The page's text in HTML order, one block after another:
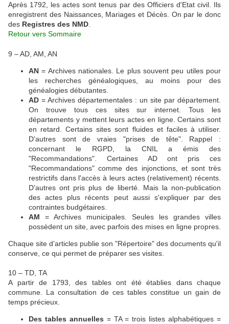
Après 1792, les actes sont tenus par des Officiers d'Etat civil. Ils
enregistrent des Naissances, Mariages et Décès. On par le donc
des Registres des NMD
Retour vers Sommaire
9 – AD, AM, AN
AN = Archives nationales. Le plus souvent peu utiles pour
les recherches généalogiques, au moins pour des
généalogies débutantes.
AD = Archives départementales : un site par département.
On trouve tous ces sites sur internet. Tous les
départements y mettent leurs actes en ligne. Certains sont
en retard. Certains sites sont fluides et faciles à utiliser.
D'autres sont de vraies "prises de tête". Rappel :
concernant le RGPD, la CNIL a émis des
"Recommandations". Certaines AD ont pris ces
"Recommandations" comme des injonctions, et sont très
restrictifs dans l'accès à leurs actes (relativement) récents.
D'autres ont pris plus de liberté. Mais la non-publication
des actes plus récents peut aussi s'expliquer par des
contraintes budgétaires.
AM = Archives municipales. Seules les grandes villes
possèdent un site, avec parfois des mises en ligne propres.
Chaque site d’articles publie son "Répertoire" des documents qu'il
conserve, ce qui permet de préparer ses visites.
10 – TD, TA
A partir de 1793, des tables ont été établies dans chaque
commune. La consultation de ces tables constitue un gain de
temps précieux.
Des tables annuelles = TA = trois listes alphabétiques =